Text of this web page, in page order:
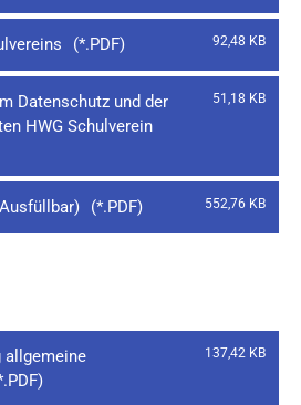
92,48 KB
Datenschutz und der
HWG Schulverein
51,18 KB
552,76 KB
allgemeine
137,42 KB